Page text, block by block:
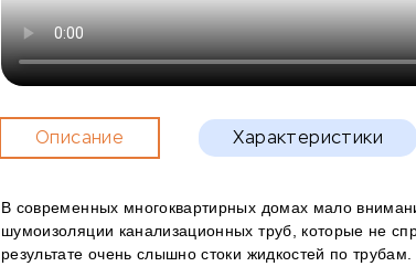
Описание Характеристики
В современных многоквартирных домах мало
шумоизоляции канализационных труб, которые не
результате очень слышно стоки жидкостей по трубам.